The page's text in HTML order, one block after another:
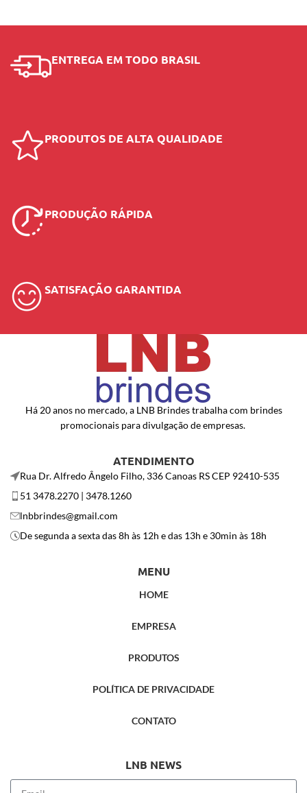
ENTREGA EM TODO BRASIL
PRODUTOS DE ALTA QUALIDADE
PRODUÇÃO RÁPIDA
SATISFAÇÃO GARANTIDA
Há 20 anos no mercado, a LNB Brindes trabalha com brindes
promocionais para divulgação de empresas.
ATENDIMENTO
Rua Dr. Alfredo Ângelo Filho, 336 Canoas RS CEP 92410-535
51 3478.2270 | 3478.1260
lnbbrindes@gmail.com
De segunda a sexta das 8h às 12h e das 13h e 30min às 18h
MENU
HOME
EMPRESA
PRODUTOS
POLÍTICA DE PRIVACIDADE
CONTATO
LNB NEWS